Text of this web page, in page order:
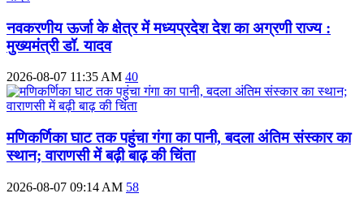
नवकरणीय ऊर्जा के क्षेत्र में मध्यप्रदेश देश का अग्रणी राज्य :
मुख्यमंत्री डॉ. यादव
2026-08-07 11:35 AM 40
मणिकर्णिका घाट तक पहुंचा गंगा का पानी, बदला अंतिम संस्कार का
स्थान; वाराणसी में बढ़ी बाढ़ की चिंता
2026-08-07 09:14 AM 58